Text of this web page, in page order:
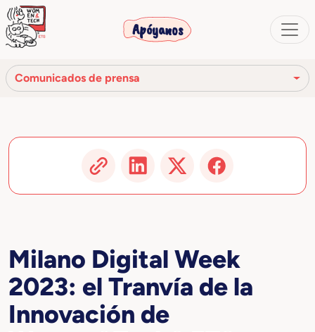
Apóyanos
Comunicados de prensa
Milano Digital Week
2023: el Tranvía de la
Innovación de